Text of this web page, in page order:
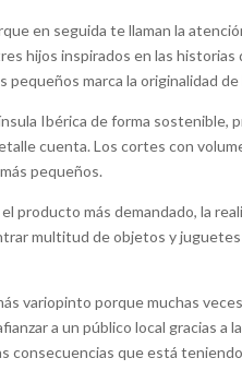
en seguida te llaman la
hijos inspirados en las
marca la originalidad de
Ibérica de forma sostenible,
cuenta. Los cortes con
pequeños.
producto más demandado, la
multitud de objetos y juguetes
variopinto porque muchas
a un público local gracias a
consecuencias que está